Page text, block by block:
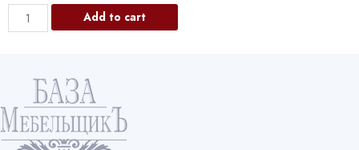
12363/1Держатель
для
бронза
490мм
quantity
Add to cart